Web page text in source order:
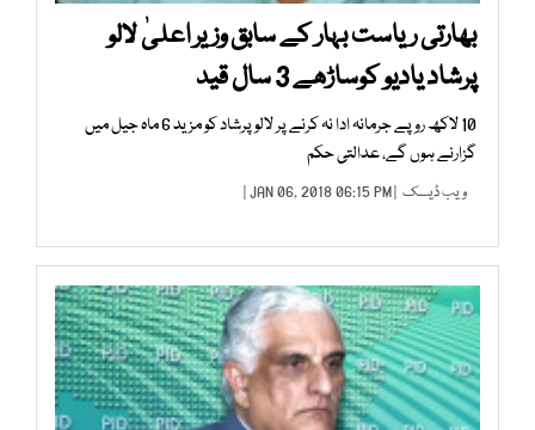
بھارتی ریاست بہار کے سابق وزیر اعلیٰ لالو
پرشاد یادیو کوساڑھے 3 سال قید
10 لاکھ روپے جرمانہ ادا نہ کرنے پر لالو پرشاد کو مزید 6 ماہ جیل میں
گزارنے ہوں گے، عدالتی حکم
ویب ڈیسک | JAN 06, 2018 06:15 PM |